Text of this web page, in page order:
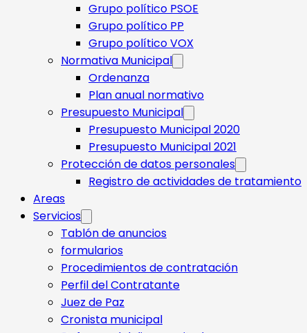
Grupo político PSOE
Grupo político PP
Grupo político VOX
Normativa Municipal
Ordenanza
Plan anual normativo
Presupuesto Municipal
Presupuesto Municipal 2020
Presupuesto Municipal 2021
Protección de datos personales
Registro de actividades de tratamiento
Areas
Servicios
Tablón de anuncios
formularios
Procedimientos de contratación
Perfil del Contratante
Juez de Paz
Cronista municipal